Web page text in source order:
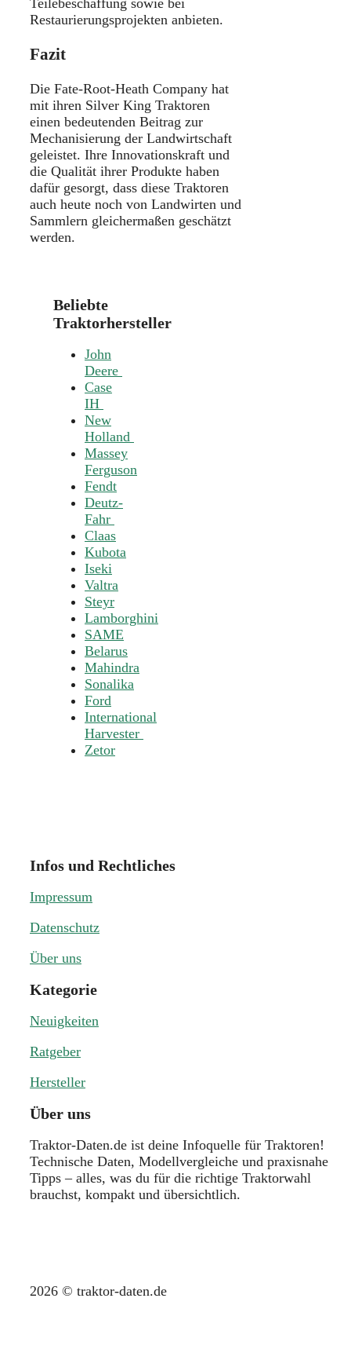
Restaurierungsprojekten anbieten.
Fazit
Die Fate-Root-Heath Company hat
mit ihren Silver King Traktoren
einen bedeutenden Beitrag zur
Mechanisierung der Landwirtschaft
geleistet. Ihre Innovationskraft und
die Qualität ihrer Produkte haben
dafür gesorgt, dass diese Traktoren
auch heute noch von Landwirten und
Sammlern gleichermaßen geschätzt
werden.
Beliebte
Traktorhersteller
John
Deere
Case
IH
New
Holland
Massey
Ferguson
Fendt
Deutz-
Fahr
Claas
Kubota
Iseki
Valtra
Steyr
Lamborghini
SAME
Belarus
Mahindra
Sonalika
Ford
International
Harvester
Zetor
Infos und Rechtliches
Impressum
Datenschutz
Über uns
Kategorie
Neuigkeiten
Ratgeber
Hersteller
Über uns
Traktor-Daten.de ist deine Infoquelle für Traktoren!
Technische Daten, Modellvergleiche und praxisnahe
Tipps – alles, was du für die richtige Traktorwahl
brauchst, kompakt und übersichtlich.
2026 © traktor-daten.de